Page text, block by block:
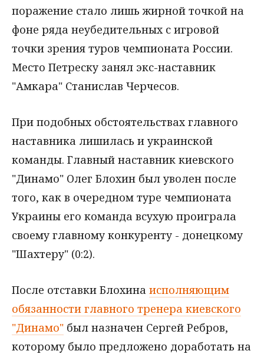
поражение стало лишь жирной точкой на
фоне ряда неубедительных с игровой
точки зрения туров чемпионата России.
Место Петреску занял экс-наставник
"Амкара" Станислав Черчесов.
При подобных обстоятельствах главного
наставника лишилась и украинской
команды. Главный наставник киевского
"Динамо" Олег Блохин был уволен после
того, как в очередном туре чемпионата
Украины его команда всухую проиграла
своему главному конкуренту - донецкому
"Шахтеру" (0:2).
После отставки Блохина исполняющим
обязанности главного тренера киевского
"Динамо" был назначен Сергей Ребров,
которому было предложено доработать на